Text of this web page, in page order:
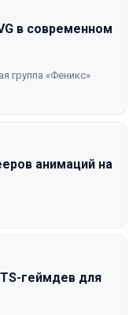
в современном
группа «Феникс»
анимаций на
геймдев для